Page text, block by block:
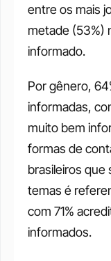
entre os mais
metade (53%)
informado.
Por gênero,
informadas,
muito bem
formas de
brasileiros
temas é
com 71%
informados.